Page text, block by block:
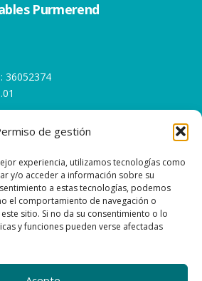
de gestión
experiencia, utilizamos tecnologías como
y/o acceder a información sobre su
a estas tecnologías, podemos
el comportamiento de navegación o
sitio. Si no da su consentimiento o lo
y funciones pueden verse afectadas
Purmerend
36052374
a 17:00
con